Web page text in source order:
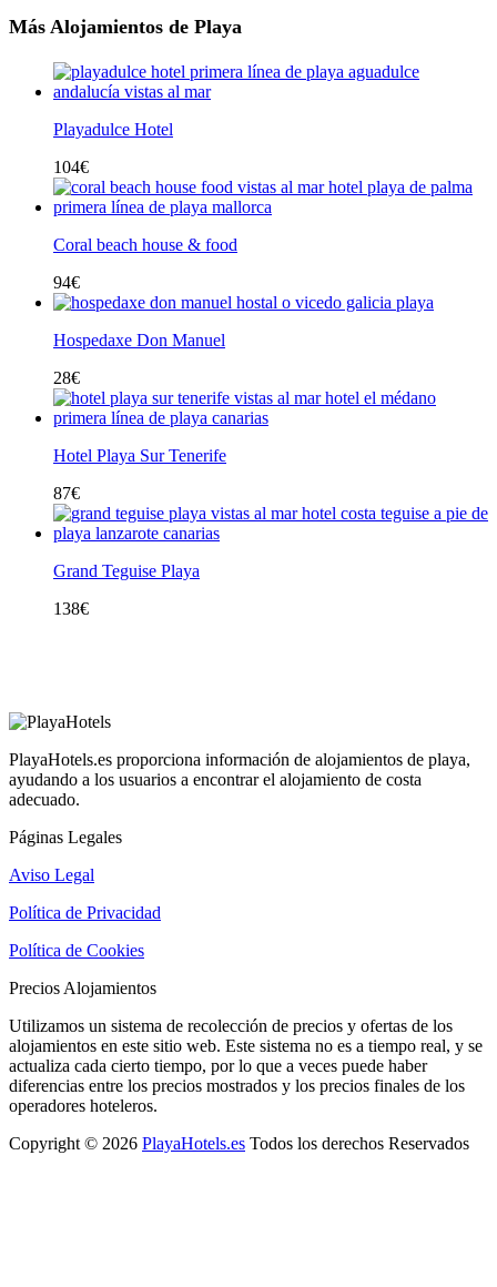
Más Alojamientos de Playa
Playadulce Hotel
104€
Coral beach house & food
94€
Hospedaxe Don Manuel
28€
Hotel Playa Sur Tenerife
87€
Grand Teguise Playa
138€
PlayaHotels.es proporciona información de alojamientos de playa,
ayudando a los usuarios a encontrar el alojamiento de costa
adecuado.
Páginas Legales
Aviso Legal
Política de Privacidad
Política de Cookies
Precios Alojamientos
Utilizamos un sistema de recolección de precios y ofertas de los
alojamientos en este sitio web. Este sistema no es a tiempo real, y se
actualiza cada cierto tiempo, por lo que a veces puede haber
diferencias entre los precios mostrados y los precios finales de los
operadores hoteleros.
Copyright © 2026 PlayaHotels.es Todos los derechos Reservados